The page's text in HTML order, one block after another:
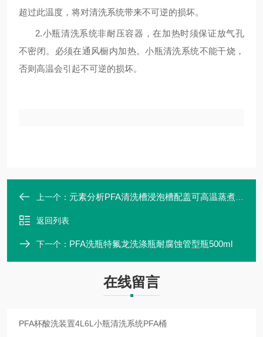
超过此温度，将对清洗系统带来不可逆的损坏。
2.小瓶清洗系统非耐压容器，在加热时须保证放气孔
不密闭。必须在通风橱内加热。小瓶清洗系统不能干烧，
否则高温会引起不可逆的损坏。
上一个： 元素分析PFA清洗槽浸泡槽配盖可高温蒸煮15L
返回列表
下一个： PFA洗瓶特氟龙洗涤瓶耐腐蚀管型瓶500ml
在线留言